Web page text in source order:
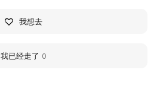
我想去
我已经走了 0